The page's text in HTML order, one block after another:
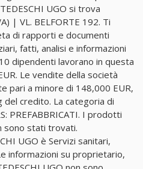
UGO si trova
| VL. BELFORTE 192. Ti
di rapporti e documenti
fatti, analisi e informazioni
dipendenti lavorano in questa
Le vendite della società
pari a minore di 148,000 EUR,
credito. La categoria di
PREFABBRICATI. I prodotti
sono stati trovati.
UGO è Servizi sanitari,
informazioni su proprietario,